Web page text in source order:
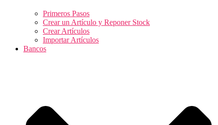
Primeros Pasos
Crear un Artículo y Reponer Stock
Crear Artículos
Importar Artículos
Bancos